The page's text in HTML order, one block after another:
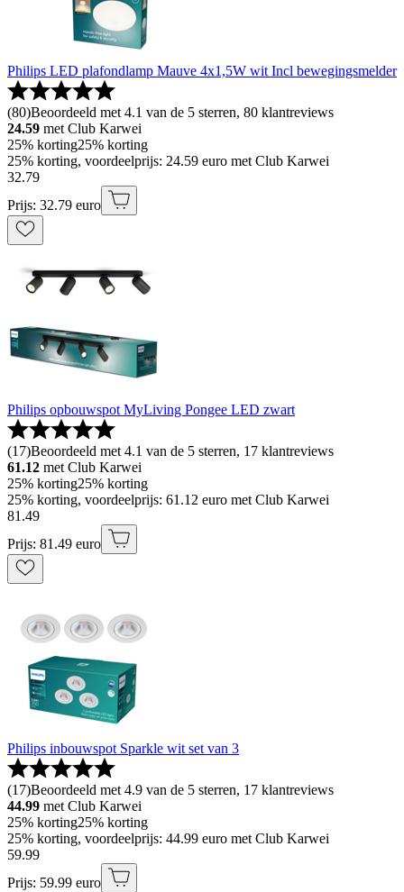
Philips LED plafondlamp Mauve 4x1,5W wit Incl bewegingsmelder
(80)Beoordeeld met 4.1 van de 5 sterren, 80 klantreviews
24.59 met Club Karwei
25% korting25% korting
25% korting, voordeelprijs: 24.59 euro met Club Karwei
32.79
Prijs: 32.79 euro
Philips opbouwspot MyLiving Pongee LED zwart
(17)Beoordeeld met 4.1 van de 5 sterren, 17 klantreviews
61.12 met Club Karwei
25% korting25% korting
25% korting, voordeelprijs: 61.12 euro met Club Karwei
81 .49
Prijs: 81.49 euro
Philips inbouwspot Sparkle wit set van 3
(17)Beoordeeld met 4.9 van de 5 sterren, 17 klantreviews
44.99 met Club Karwei
25% korting25% korting
25% korting, voordeelprijs: 44.99 euro met Club Karwei
59.99
Prijs: 59.99 euro